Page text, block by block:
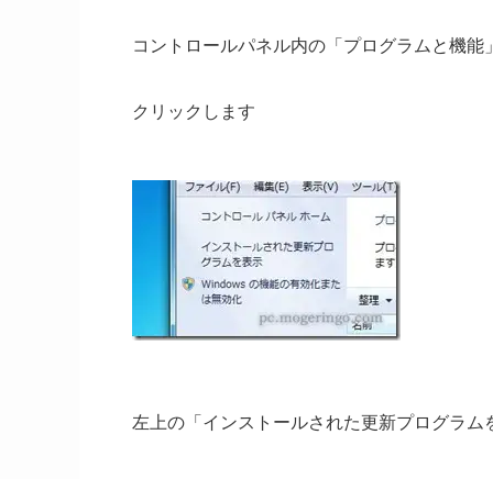
コントロールパネル内の「プログラムと機能
クリックします
左上の「インストールされた更新プログラム